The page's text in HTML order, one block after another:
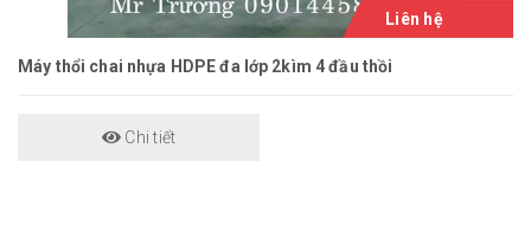
Liên hệ
Máy thổi chai nhựa HDPE đa lớp 2kìm 4 đầu thồi
Chi tiết